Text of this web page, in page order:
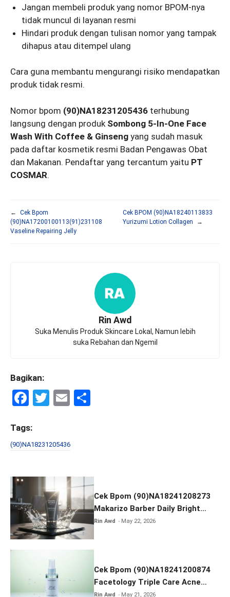
Jangan membeli produk yang nomor BPOM-nya
tidak muncul di layanan resmi
Hindari produk dengan tulisan nomor yang tampak
dihapus atau ditempel ulang
Cara guna membantu mengurangi risiko mendapatkan
produk tidak resmi.
Nomor bpom (90)NA18231205436 terhubung
langsung dengan produk Sombong 5-In-One Face
Wash With Coffee & Ginseng yang sudah masuk
pada daftar kosmetik resmi Badan Pengawas Obat
dan Makanan. Pendaftar yang tercantum yaitu PT
COSMAR.
←
Cek Bpom
(90)NA17200100113(91)231108
Vaseline Repairing Jelly
Cek BPOM (90)NA18240113833
Yurizumi Lotion Collagen
→
Rin Awd
Suka Menulis Produk Skincare Lokal, Namun lebih
suka Rebahan dan Ngemil
Bagikan:
F
ce
b
o
k
T
er
E
Tags:
(90)NA18231205436
Cek Bpom (90)NA18241208273
Makarizo Barber Daily Bright
Radiance Face Wash
Rin Awd May 22, 2026
Cek Bpom (90)NA18241200874
Facetology Triple Care Acne
Calm Micellar Water
Rin Awd May 21, 2026